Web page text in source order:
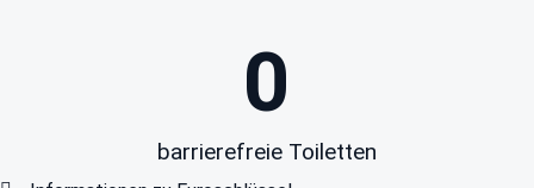
barrierefreie Toiletten
0